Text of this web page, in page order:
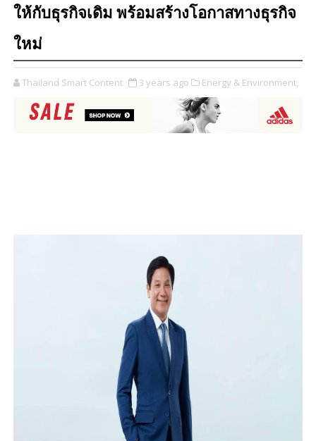
ให้กับธุรกิจเดิม พร้อมสร้างโอกาสทางธุรกิจ
ใหม่
Thailand Smart Content 3 years ago Energy & Environment,